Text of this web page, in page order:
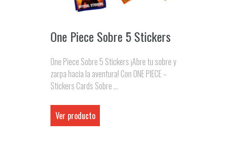
One Piece Sobre 5 Stickers
One Piece Sobre 5 Stickers ¡Abre tu sobre y
zarpa hacia la aventura! Con ONE PIECE –
Stickers Cards Sobre ...
Ver producto